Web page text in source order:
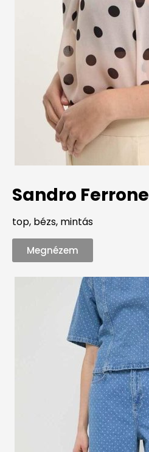
Sandro Ferrone
top, bézs, mintás
Megnézem